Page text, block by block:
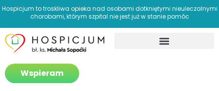
Hospicjum to troskliwa opieka nad osobami dotkniętymi nieuleczalnymi
chorobami, którym szpital nie jest już w stanie pomóc
Wspieram